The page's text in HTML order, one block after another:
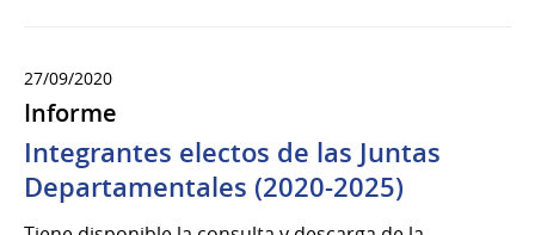
27/09/2020
Informe
Integrantes electos de las Juntas
Departamentales (2020-2025)